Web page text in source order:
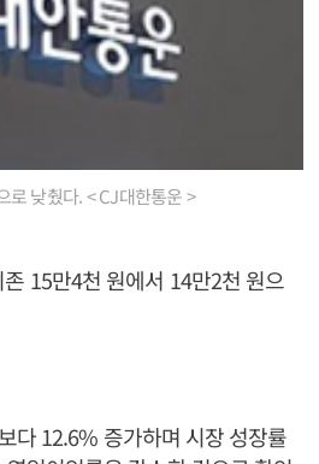
낮췄다. < CJ대한통운 >
15만4천 원에서 14만2천 원으
다 12.6% 증가하며 시장 성장률